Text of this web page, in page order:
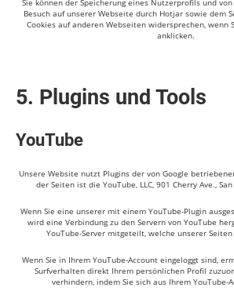
Sie können der Speicherung eines Nutzerprofils und
Besuch auf unserer Webseite durch Hotjar sowie dem
Cookies auf anderen Webseiten widersprechen, wenn
anklicken.
5. Plugins und Tools
YouTube
Unsere Website nutzt Plugins der von Google
der Seiten ist die YouTube, LLC, 901 Cherry Ave., San
Wenn Sie eine unserer mit einem YouTube-Plugin
wird eine Verbindung zu den Servern von YouTube
YouTube-Server mitgeteilt, welche unserer
Wenn Sie in Ihrem YouTube-Account eingeloggt sind,
Surfverhalten direkt Ihrem persönlichen Profil
verhindern, indem Sie sich aus Ihrem YouTube-